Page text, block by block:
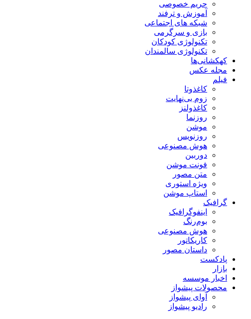
حریم خصوصی
آموزش و ترفند
شبکه های اجتماعی
بازی و سرگرمی
تکنولوژی کودکان
تکنولوژی سالمندان
کهکشانی‌ها
مجله عکس
فیلم
کاغذوتا
زوم بی‌نهایت
کاغذولنز
روزنما
موشن
روزنویس
هوش مصنوعی
دوربین
فونت موشن
متن مصور
ویژه استوری
استاپ موشن
گرافیک
اینفوگرافیک
بوم‌رنگ
هوش مصنوعی
کاریکاتور
داستان مصور
پادکست
بازار
اخبار موسسه
محصولات پیشواز
آوای پیشواز
رادیو پیشواز